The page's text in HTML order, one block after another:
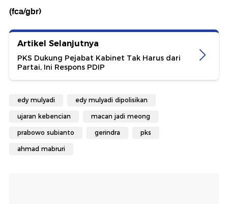
(fca/gbr)
Artikel Selanjutnya
PKS Dukung Pejabat Kabinet Tak Harus dari
Partai, Ini Respons PDIP
edy mulyadi edy mulyadi dipolisikan
ujaran kebencian macan jadi meong
prabowo subianto gerindra pks
ahmad mabruri